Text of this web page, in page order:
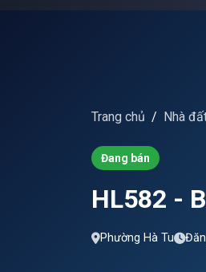
Trang chủ Nhà
Đang bán
HL582 -
Phường Hà Tu